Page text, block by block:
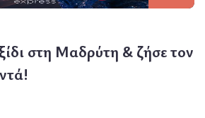
στη Μαδρύτη & ζήσε τον